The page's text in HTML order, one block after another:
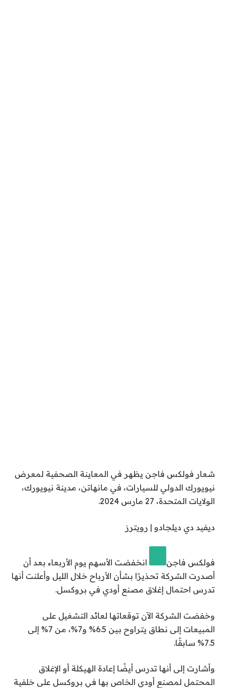
شعار فولكس فاجن يظهر في المعاينة الصحفية لمعرض
نيويورك الدولي للسيارات، في مانهاتن، مدينة نيويورك،
الولايات المتحدة، 27 مارس 2024.
ديفيد دي ديلجادو | رويترز
فولكس فاجن
انخفضت الأسهم يوم الأربعاء بعد أن
أصدرت الشركة تحذيرًا بشأن الأرباح خلال الليل وأعلنت أنها
تدرس احتمال إغلاق مصنع أودي في بروكسل.
وخفضت الشركة الآن توقعاتها لعائد التشغيل على
المبيعات إلى نطاق يتراوح بين 6.5% و7%، من 7% إلى
7.5% سابقًا.
وأشارت إلى أنها تدرس أيضًا إعادة الهيكلة أو الإغلاق
المحتمل لمصنع أودي الخاص بها في بروكسل على خلفية